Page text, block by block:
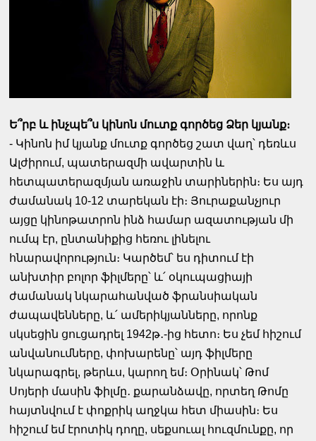
Ե՞րբ և ինչպե՞ս կինոն մուտք գործեց Ձեր կյանք։
- Կինոն իմ կյանք մուտք գործեց շատ վաղ՝ դեռևս
Ալժիրում, պատերազմի ավարտին և
հետպատերազմյան առաջին տարիներին։ Ես այդ
ժամանակ 10-12 տարեկան էի։ Յուրաքանչյուր
այցը կինոթատրոն ինձ համար ազատության մի
ումպ էր, ընտանիքից հեռու լինելու
հնարավորություն։ Կարծեմ՝ ես դիտում էի
անխտիր բոլոր ֆիլմերը՝ և՛ օկուպացիայի
ժամանակ նկարահանված ֆրանսիական
ժապավենները, և՛ ամերիկյանները, որոնք
սկսեցին ցուցադրել 1942թ․-ից հետո։ Ես չեմ հիշում
անվանումները, փոխարենը՝ այդ ֆիլմերը
նկարագրել, թերևս, կարող եմ։ Օրինակ՝ Թոմ
Սոյերի մասին ֆիլմը․ քարանձավը, որտեղ Թոմը
հայտնվում է փոքրիկ աղջկա հետ միասին։ Ես
հիշում եմ էրոտիկ դողը, սեքսուալ հուզմունքը, որ